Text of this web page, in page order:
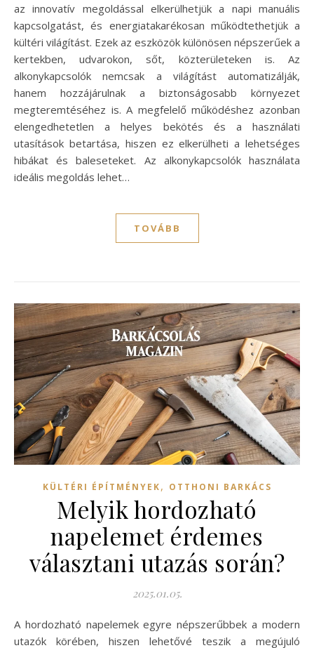
az innovatív megoldással elkerülhetjük a napi manuális
kapcsolgatást, és energiatakarékosan működtethetjük a
kültéri világítást. Ezek az eszközök különösen népszerűek a
kertekben, udvarokon, sőt, közterületeken is. Az
alkonykapcsolók nemcsak a világítást automatizálják,
hanem hozzájárulnak a biztonságosabb környezet
megteremtéséhez is. A megfelelő működéshez azonban
elengedhetetlen a helyes bekötés és a használati
utasítások betartása, hiszen ez elkerülheti a lehetséges
hibákat és baleseteket. Az alkonykapcsolók használata
ideális megoldás lehet…
TOVÁBB
KÜLTÉRI ÉPÍTMÉNYEK, OTTHONI BARKÁCS
Melyik hordozható
napelemet érdemes
választani utazás során?
2025.01.05.
A hordozható napelemek egyre népszerűbbek a modern
utazók körében, hiszen lehetővé teszik a megújuló